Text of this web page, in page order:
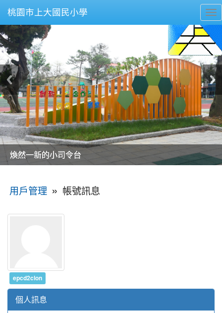
桃園市上大國民小學
美麗的操場是我們活力的來源
美麗的操場是我們活力的來源
煥然一新的小司令台
煥然一新的小司令台
富含桃園埤塘田園風光意象的中廊
富含桃園埤塘田園風光意象的中廊
嶄新的中庭廣場
嶄新的中庭廣場
水生池生生不息
水生池生生不息
用戶管理 » 帳號訊息
epcd2clon
個人訊息